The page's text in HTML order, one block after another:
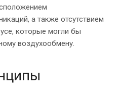
а также отсутствием
которые могли бы
воздухообмену.